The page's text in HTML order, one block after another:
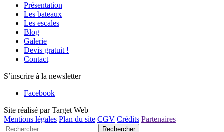
Présentation
Les bateaux
Les escales
Blog
Galerie
Devis gratuit !
Contact
S’inscrire à la newsletter
Facebook
Site réalisé par Target Web
Mentions légales Plan du site CGV Crédits Partenaires
Rechercher :